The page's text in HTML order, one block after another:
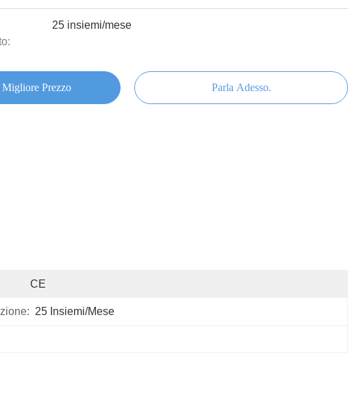
25 insiemi/mese
Prezzo Parla Adesso.
CE
25 Insiemi/mese